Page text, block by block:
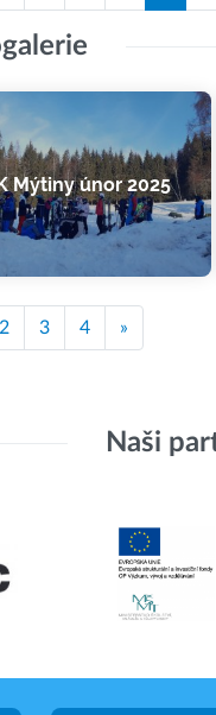
Mýtiny únor 2025
2 3 4 »
Naši